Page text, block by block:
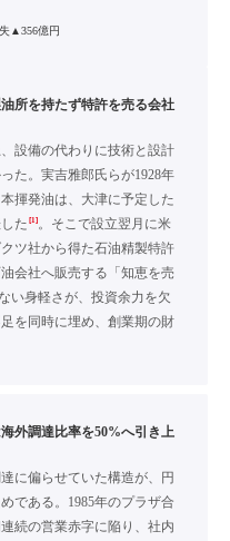
▲356億円
所を持たず特許を売る会社
設備の代わりに技術と設計
た。実吉雅郎氏らが1928年
揮発油は、大津に予定した
た [1]。そこで設立翌月に米
ツ社から得た石油精製特許
会社へ販売する「知恵を売
い身軽さが、投資余力を欠
を同時に埋め、創業期の財
外調達比率を50%へ引き上
に偏らせていた構造が、円
である。1985年のプラザ合
続の営業赤字に陥り、社内